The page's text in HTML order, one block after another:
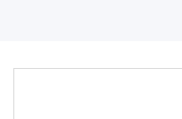
знижки!